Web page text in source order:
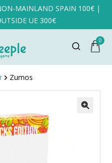
MAINLAND SPAIN 100€ |
UE 300€
0
Zumos